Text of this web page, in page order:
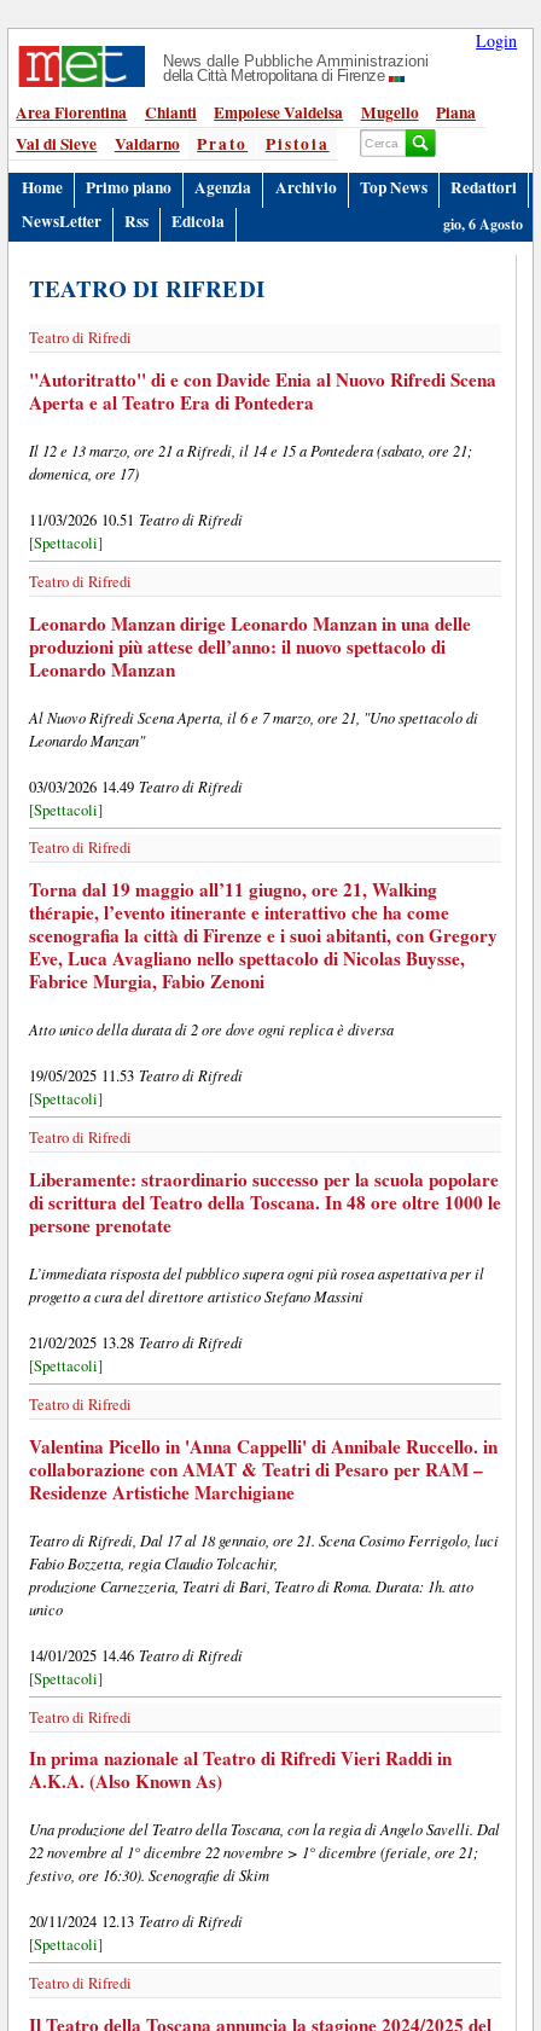
Login
News dalle Pubbliche Amministrazioni
della Città Metropolitana di Firenze
Area Fiorentina Chianti Empolese Valdelsa Mugello
Piana
Val di Sieve
Valdarno Prato
Pistoia
Home
Primo piano Agenzia Archivio Top News
Redattori
NewsLetter
Rss Edicola gio, 6 Agosto
TEATRO DI RIFREDI
Teatro di Rifredi
"Autoritratto" di e con Davide Enia al Nuovo Rifredi Scena
Aperta e al Teatro Era di Pontedera
Il 12 e 13 marzo, ore 21 a Rifredi, il 14 e 15 a Pontedera (sabato, ore 21;
domenica, ore 17)
11/03/2026 10.51 Teatro di Rifredi
[Spettacoli]
Teatro di Rifredi
Leonardo Manzan dirige Leonardo Manzan in una delle
produzioni più attese dell’anno: il nuovo spettacolo di
Leonardo Manzan
Al Nuovo Rifredi Scena Aperta, il 6 e 7 marzo, ore 21, "Uno spettacolo di
Leonardo Manzan"
03/03/2026 14.49 Teatro di Rifredi
[Spettacoli]
Teatro di Rifredi
Torna dal 19 maggio all’11 giugno, ore 21, Walking
thérapie, l’evento itinerante e interattivo che ha come
scenografia la città di Firenze e i suoi abitanti, con Gregory
Eve, Luca Avagliano nello spettacolo di Nicolas Buysse,
Fabrice Murgia, Fabio Zenoni
Atto unico della durata di 2 ore dove ogni replica è diversa
19/05/2025 11.53 Teatro di Rifredi
[Spettacoli]
Teatro di Rifredi
Liberamente: straordinario successo per la scuola popolare
di scrittura del Teatro della Toscana. In 48 ore oltre 1000 le
persone prenotate
L’immediata risposta del pubblico supera ogni più rosea aspettativa per il
progetto a cura del direttore artistico Stefano Massini
21/02/2025 13.28 Teatro di Rifredi
[Spettacoli]
Teatro di Rifredi
Valentina Picello in 'Anna Cappelli' di Annibale Ruccello. in
collaborazione con AMAT & Teatri di Pesaro per RAM –
Residenze Artistiche Marchigiane
Teatro di Rifredi, Dal 17 al 18 gennaio, ore 21. Scena Cosimo Ferrigolo, luci
Fabio Bozzetta, regia Claudio Tolcachir,
produzione Carnezzeria, Teatri di Bari, Teatro di Roma. Durata: 1h. atto
unico
14/01/2025 14.46 Teatro di Rifredi
[Spettacoli]
Teatro di Rifredi
In prima nazionale al Teatro di Rifredi Vieri Raddi in
A.K.A. (Also Known As)
Una produzione del Teatro della Toscana, con la regia di Angelo Savelli. Dal
22 novembre al 1° dicembre 22 novembre > 1° dicembre (feriale, ore 21;
festivo, ore 16:30). Scenografie di Skim
20/11/2024 12.13 Teatro di Rifredi
[Spettacoli]
Teatro di Rifredi
Il Teatro della Toscana annuncia la stagione 2024/2025 del